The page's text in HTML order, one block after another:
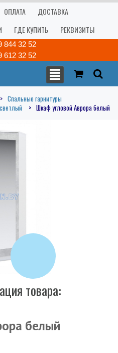
ОПЛАТА
ДОСТАВКА
ГДЕ КУПИТЬ РЕКВИЗИТЫ
844 32 52
612 32 52
Спальные гарнитуры
Шкаф угловой Аврора белый
товара:
белый